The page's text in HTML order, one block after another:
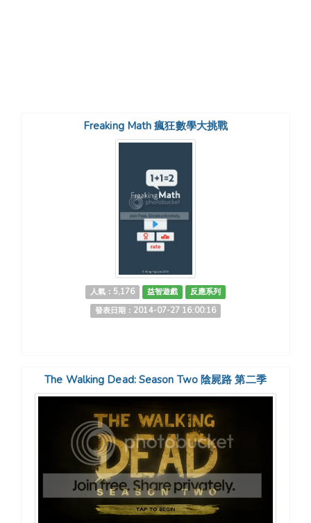
Freaking Math 瘋狂數學大挑戰
人氣：5,176 益智遊戲
反應系列
發表日期：2014-07-27 16:00:16
The Walking Dead: Season Two 陰屍路 第二季